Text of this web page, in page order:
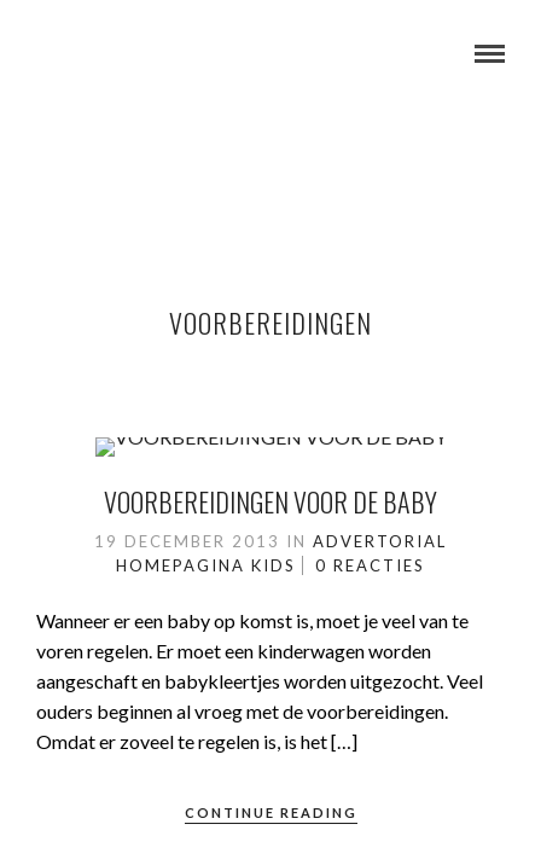
VOORBEREIDINGEN
VOORBEREIDINGEN VOOR DE BABY
19 DECEMBER 2013 IN ADVERTORIAL
HOMEPAGINA KIDS 0 REACTIES
Wanneer er een baby op komst is, moet je veel van te
voren regelen. Er moet een kinderwagen worden
aangeschaft en babykleertjes worden uitgezocht. Veel
ouders beginnen al vroeg met de voorbereidingen.
Omdat er zoveel te regelen is, is het […]
CONTINUE READING